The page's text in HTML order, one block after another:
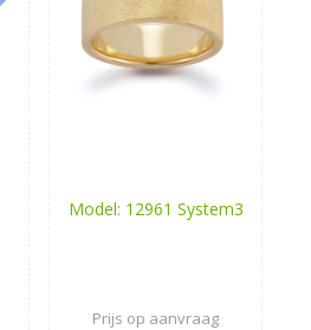
Model: 12961 System3
Prijs op aanvraag